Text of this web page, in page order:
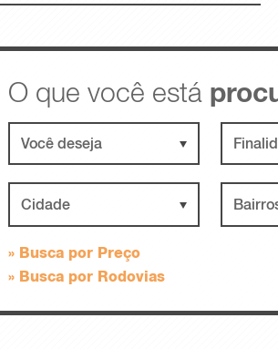
O que você está
Cidade
Busca por Preço
Busca por Rodovias